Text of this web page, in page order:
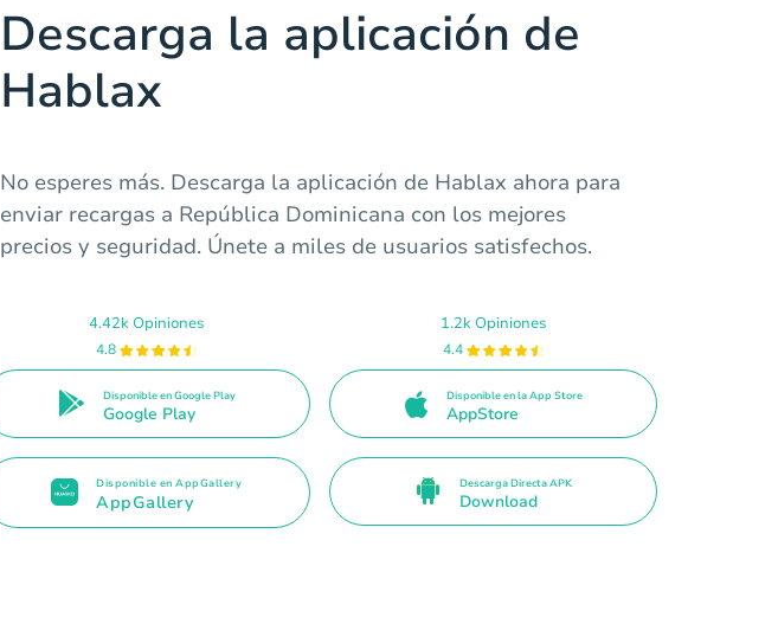
Descarga la aplicación de
Hablax
No esperes más. Descarga la aplicación de Hablax ahora para
enviar recargas a República Dominicana con los mejores
precios y seguridad. Únete a miles de usuarios satisfechos.
4.42k Opiniones
4.8
Disponible en Google Play
Google Play
1.2k Opiniones
4.4
Disponible en la App Store
AppStore
Disponible en AppGallery
AppGallery
Descarga Directa APK
Download